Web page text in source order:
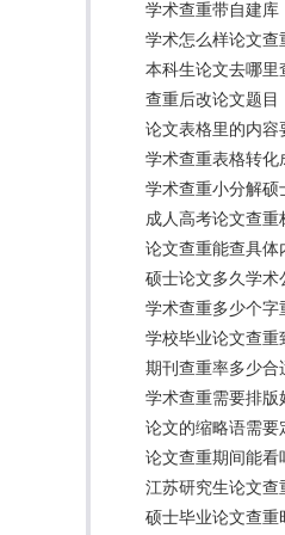
学术查重带自建库
学术怎么样论文查
本科生论文去哪里
查重后改论文题目
论文表格里的内容
学术查重表格转化
学术查重小分解硕
成人高考论文查重
论文查重能查具体
硕士论文多久学术
学术查重多少个字
学校毕业论文查重
期刊查重率多少合
学术查重需要排版
论文的缩略语需要
论文查重期间能看
江苏研究生论文查
硕士毕业论文查重